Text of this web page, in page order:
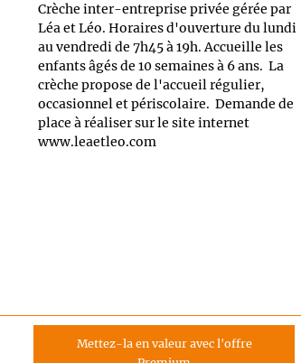
Crèche inter-entreprise privée gérée par
Léa et Léo. Horaires d'ouverture du lundi
au vendredi de 7h45 à 19h. Accueille les
enfants âgés de 10 semaines à 6 ans. La
crèche propose de l'accueil régulier,
occasionnel et périscolaire. Demande de
place à réaliser sur le site internet
www.leaetleo.com
Mettez-la en valeur avec l'offre